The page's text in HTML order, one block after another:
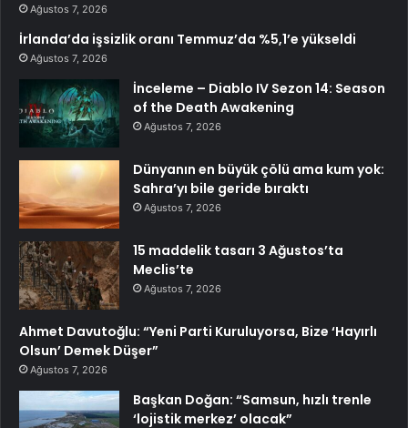
Ağustos 7, 2026
İrlanda’da işsizlik oranı Temmuz’da %5,1’e yükseldi
Ağustos 7, 2026
İnceleme – Diablo IV Sezon 14: Season
of the Death Awakening
Ağustos 7, 2026
Dünyanın en büyük çölü ama kum yok:
Sahra’yı bile geride bıraktı
Ağustos 7, 2026
15 maddelik tasarı 3 Ağustos’ta
Meclis’te
Ağustos 7, 2026
Ahmet Davutoğlu: “Yeni Parti Kuruluyorsa, Bize ‘Hayırlı
Olsun’ Demek Düşer”
Ağustos 7, 2026
Başkan Doğan: “Samsun, hızlı trenle
‘lojistik merkez’ olacak”